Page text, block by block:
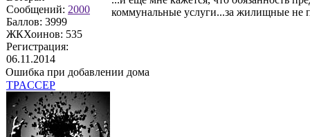
Сообщений: 2000
Баллов: 3999
ЖКХоинов: 535
Регистрация:
06.11.2014
коммунальные услуги...за жилищные не
Ошибка при добавлении дома
TPACCEP